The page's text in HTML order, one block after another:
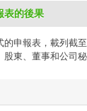
表的後果
的申報表，載列截
東、董事和公司秘